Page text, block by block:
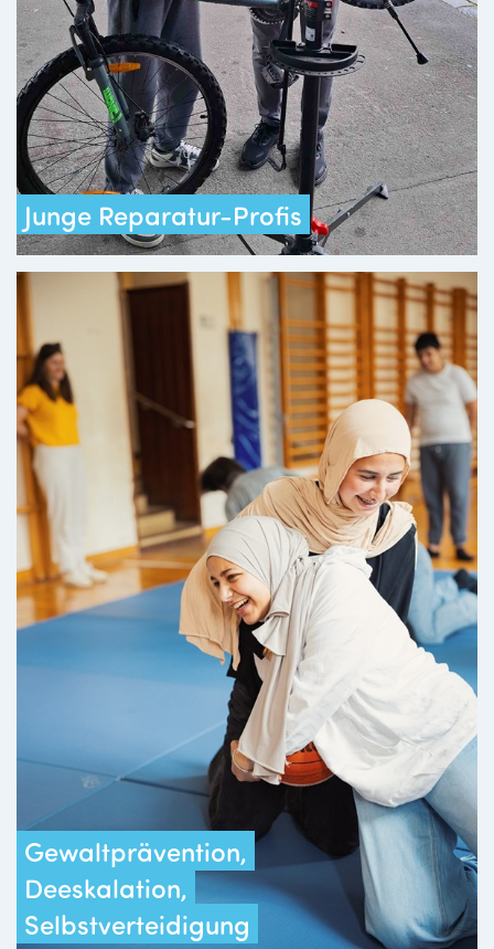
Junge Reparatur-Profis
Gewaltprävention,
Deeskalation,
Selbstverteidigung